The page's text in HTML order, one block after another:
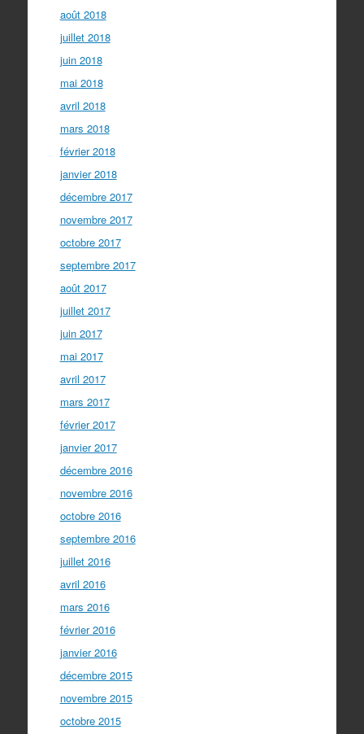
août 2018
juillet 2018
juin 2018
mai 2018
avril 2018
mars 2018
février 2018
janvier 2018
décembre 2017
novembre 2017
octobre 2017
septembre 2017
août 2017
juillet 2017
juin 2017
mai 2017
avril 2017
mars 2017
février 2017
janvier 2017
décembre 2016
novembre 2016
octobre 2016
septembre 2016
juillet 2016
avril 2016
mars 2016
février 2016
janvier 2016
décembre 2015
novembre 2015
octobre 2015